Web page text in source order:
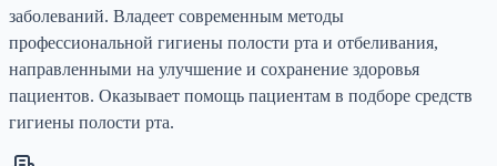
заболеваний. Владеет современным методы
профессиональной гигиены полости рта и отбеливания,
направленными на улучшение и сохранение здоровья
пациентов. Оказывает помощь пациентам в подборе средств
гигиены полости рта.